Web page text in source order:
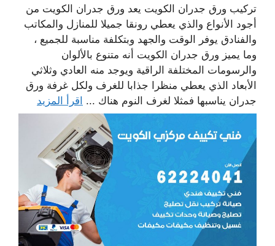
تركيب ورق جدران الكويت يعد ورق جدران الكويت من
أجود الأنواع والذي يعطي رونقا جميلا للمنازل والمكاتب
والفنادق يوفر الوقت والجهد وبتكلفة مناسبة للجميع ،
وما يميز ورق جدران الكويت أنه متنوع بالألوان
والرسومات المختلفة الراقية ويوجد منه العادي وثلاثي
الأبعاد الذي يعطي منظرا جذابا للغرف ولكل غرفة ورق
جدران يناسبها فمثلا لغرف النوم هناك ... اقرأ المزيد